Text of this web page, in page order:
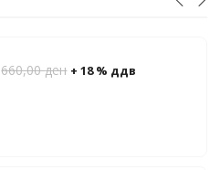
660,00ден + 18 % ддв